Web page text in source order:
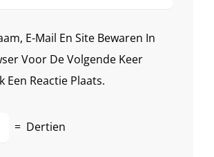
E-Mail En Site Bewaren In
Voor De Volgende Keer
Een Reactie Plaats.
= Dertien